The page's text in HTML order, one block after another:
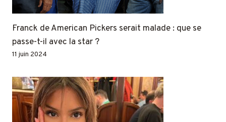
Franck de American Pickers serait malade : que se
passe-t-il avec la star ?
11 juin 2024